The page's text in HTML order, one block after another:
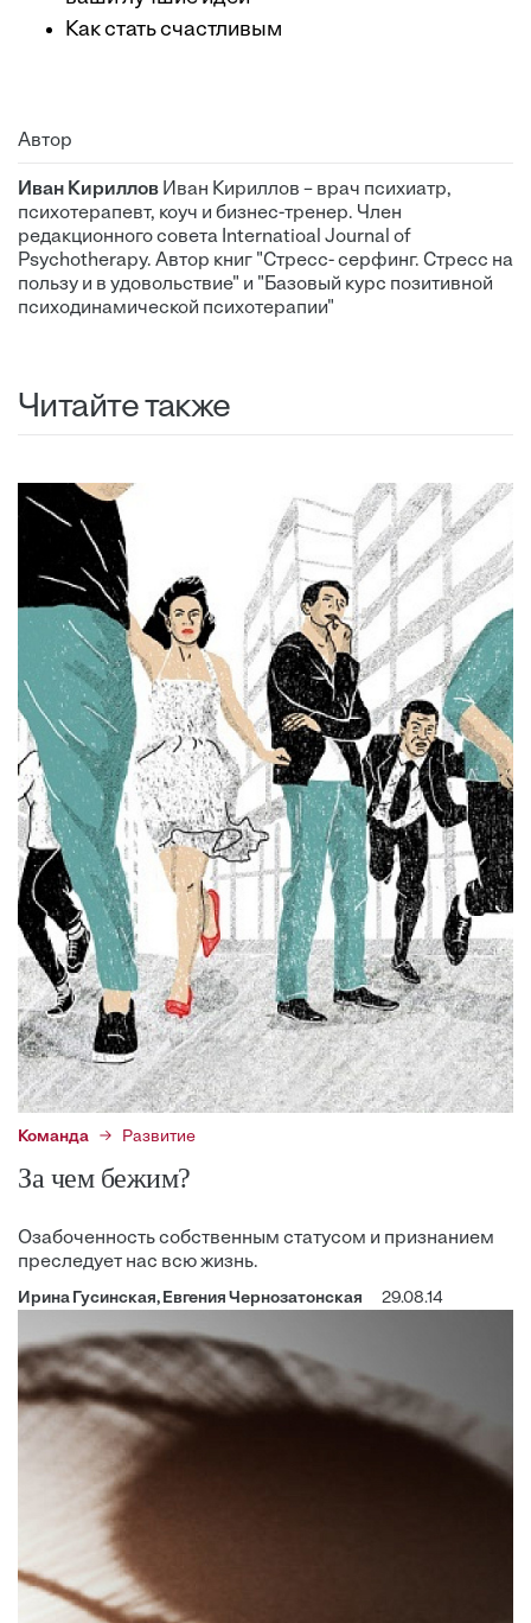
Как стать счастливым
Автор
Иван Кириллов Иван Кириллов – врач психиатр,
психотерапевт, коуч и бизнес-тренер. Член
редакционного совета Internatioal Journal of
Psychotherapy. Автор книг "Стресс- серфинг. Стресс на
пользу и в удовольствие" и "Базовый курс позитивной
психодинамической психотерапии"
Читайте также
Команда Развитие
За чем бежим?
Озабоченность собственным статусом и признанием
преследует нас всю жизнь.
Ирина Гусинская, Евгения Чернозатонская 29.08.14